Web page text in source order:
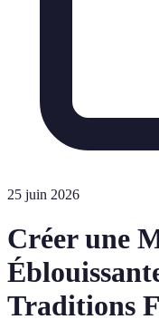
25 juin 2026
Créer une
Traditions